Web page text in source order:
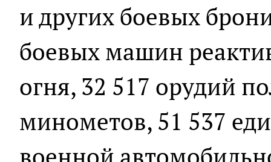
и других боевых
боевых машин
огня, 32 517 орудий
минометов, 51 537